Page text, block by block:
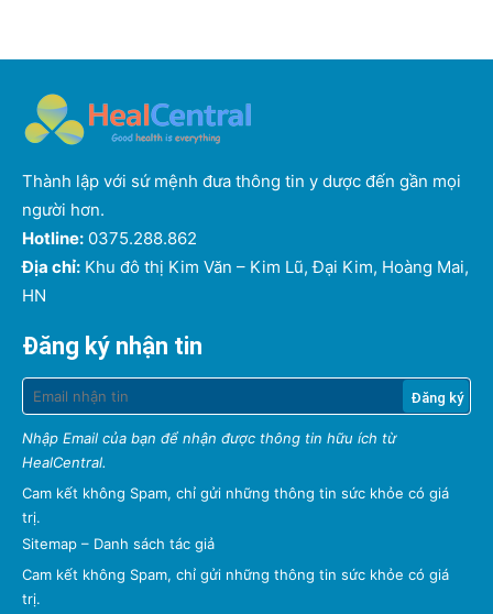
Thành lập với sứ mệnh đưa thông tin y dược đến gần mọi
người hơn.
Hotline: 0375.288.862
Địa chỉ: Khu đô thị Kim Văn – Kim Lũ, Đại Kim, Hoàng Mai,
HN
Đăng ký nhận tin
Nhập Email của bạn để nhận được thông tin hữu ích từ
HealCentral.
Cam kết không Spam, chỉ gửi những thông tin sức khỏe có giá
trị.
Sitemap – Danh sách tác giả
Cam kết không Spam, chỉ gửi những thông tin sức khỏe có giá
trị.